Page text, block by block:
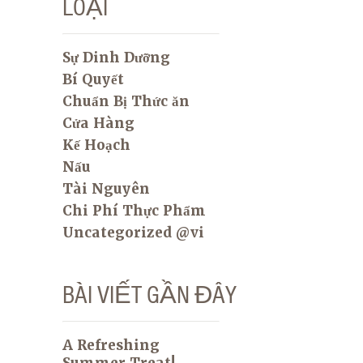
LOẠI
Sự Dinh Dưỡng
Bí Quyết
Chuẩn Bị Thức ăn
Cửa Hàng
Kế Hoạch
Nấu
Tài Nguyên
Chi Phí Thực Phẩm
Uncategorized @vi
BÀI VIẾT GẦN ĐÂY
A Refreshing